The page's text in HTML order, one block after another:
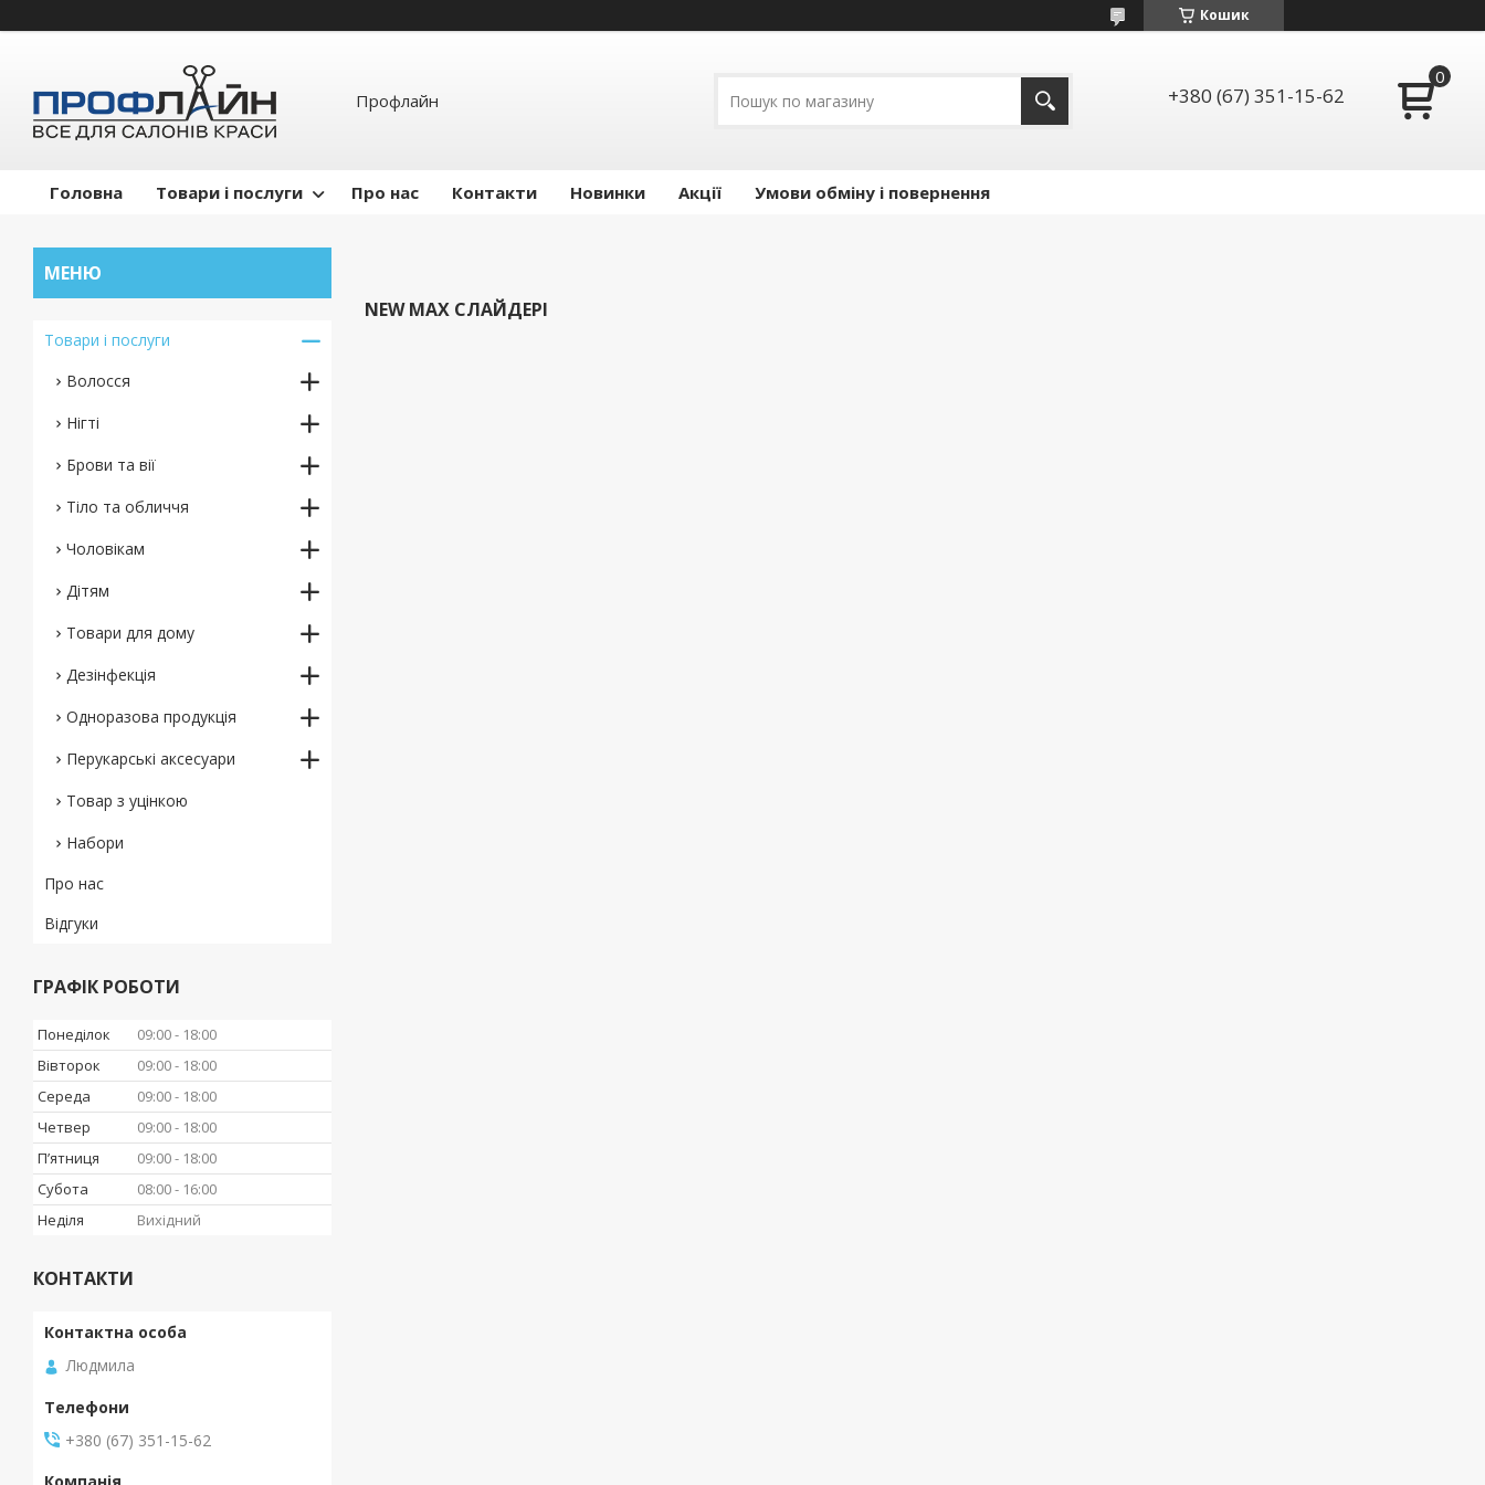
Кошик
Профлайн +380 (67) 351-15-62
Головна Товари і послуги Про нас Контакти Новинки Акції Умови обміну і повернення
NEW MAX СЛАЙДЕРІ
Товари і послуги
Волосся
Нігті
Брови та вії
Тіло та обличчя
Чоловікам
Дітям
Товари для дому
Дезінфекція
Одноразова продукція
Перукарські аксесуари
Товар з уцінкою
Набори
Про нас
Відгуки
ГРАФІК РОБОТИ
Понеділок 09:00
18:00
Вівторок
09:00
18:00
Середа
09:00
18:00
Четвер
09:00
18:00
Пʼятниця
09:00
18:00
Субота
08:00
16:00
Неділя
Вихідний
КОНТАКТИ
Людмила
+380 (67) 351-15-62